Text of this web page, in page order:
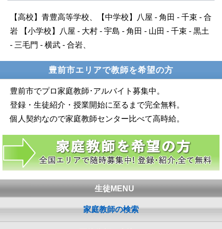
【高校】青豊高等学校、【中学校】八屋 - 角田 - 千束 - 合
岩 【小学校】八屋 - 大村 - 宇島 - 角田 - 山田 - 千束 - 黒土
- 三毛門 - 横武 - 合岩、
豊前市エリアで教師を希望の方
豊前市でプロ家庭教師･アルバイト募集中。
登録・生徒紹介・授業開始に至るまで完全無料。
個人契約なので家庭教師センター比べて高時給。
生徒MENU
家庭教師の検索